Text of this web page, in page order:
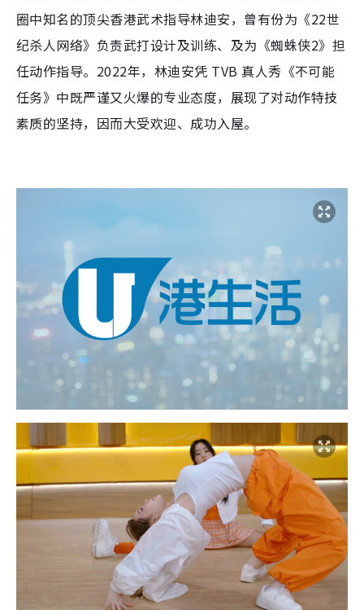
圈中知名的顶尖香港武术指导林迪安，曾有份为《22世
纪杀人网络》负责武打设计及训练、及为《蜘蛛侠2》担
任动作指导。2022年，林迪安凭 TVB 真人秀《不可能
任务》中既严谨又火爆的专业态度，展现了对动作特技
素质的坚持，因而大受欢迎、成功入屋。